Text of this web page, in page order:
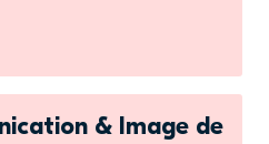
& Image de